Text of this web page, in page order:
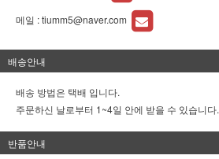
메일 :tiumm5@naver.com
배송안내
배송 방법은 택배 입니다.
주문하신 날로부터 1~4일 안에 받을 수 있습니다.
반품안내